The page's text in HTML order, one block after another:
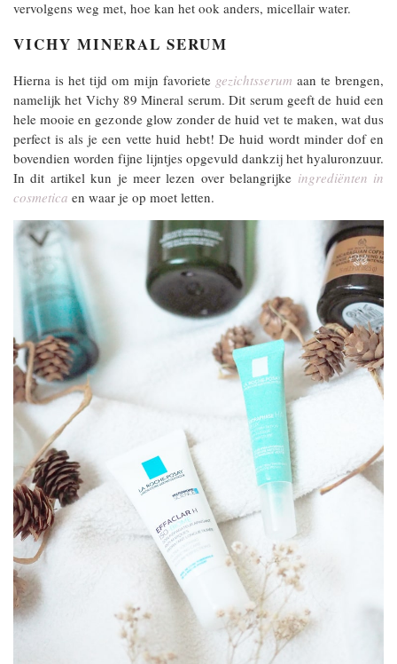
vervolgens weg met, hoe kan het ook anders, micellair water.
VICHY MINERAL SERUM
Hierna is het tijd om mijn favoriete gezichtsserum aan te brengen,
namelijk het Vichy 89 Mineral serum. Dit serum geeft de huid een
hele mooie en gezonde glow zonder de huid vet te maken, wat dus
perfect is als je een vette huid hebt! De huid wordt minder dof en
bovendien worden fijne lijntjes opgevuld dankzij het hyaluronzuur.
In dit artikel kun je meer lezen over belangrijke ingrediënten in
cosmetica en waar je op moet letten.